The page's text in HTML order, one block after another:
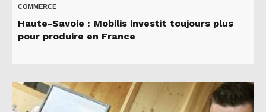
COMMERCE
Haute-Savoie : Mobilis investit toujours plus
pour produire en France